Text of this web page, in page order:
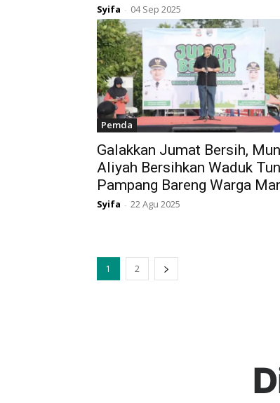
Syifa - 04 Sep 2025
Pemda
Galakkan Jumat Bersih,
Aliyah Bersihkan Waduk
Pampang Bareng Warga
Syifa - 22 Agu 2025
1 2